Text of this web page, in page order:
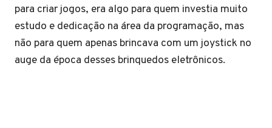
para criar jogos, era algo para quem investia muito
estudo e dedicação na área da programação, mas
não para quem apenas brincava com um joystick no
auge da época desses brinquedos eletrônicos.